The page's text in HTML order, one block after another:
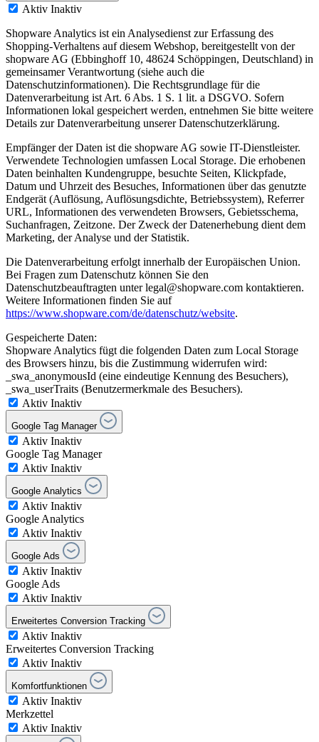
Aktiv Inaktiv
Shopware Analytics ist ein Analysedienst zur Erfassung des
Shopping-Verhaltens auf diesem Webshop, bereitgestellt von der
shopware AG (Ebbinghoff 10, 48624 Schöppingen, Deutschland) in
gemeinsamer Verantwortung (siehe auch die
Datenschutzinformationen). Die Rechtsgrundlage für die
Datenverarbeitung ist Art. 6 Abs. 1 S. 1 lit. a DSGVO. Sofern
Informationen lokal gespeichert werden, entnehmen Sie bitte weitere
Details zur Datenverarbeitung unserer Datenschutzerklärung.
Empfänger der Daten ist die shopware AG sowie IT-Dienstleister.
Verwendete Technologien umfassen Local Storage. Die erhobenen
Daten beinhalten Kundengruppe, besuchte Seiten, Klickpfade,
Datum und Uhrzeit des Besuches, Informationen über das genutzte
Endgerät (Auflösung, Auflösungsdichte, Betriebssystem), Referrer
URL, Informationen des verwendeten Browsers, Gebietsschema,
Suchanfragen, Zeitzone. Der Zweck der Datenerhebung dient dem
Marketing, der Analyse und der Statistik.
Die Datenverarbeitung erfolgt innerhalb der Europäischen Union.
Bei Fragen zum Datenschutz können Sie den
Datenschutzbeauftragten unter legal@shopware.com kontaktieren.
Weitere Informationen finden Sie auf
https://www.shopware.com/de/datenschutz/website.
Gespeicherte Daten:
Shopware Analytics fügt die folgenden Daten zum Local Storage
des Browsers hinzu, bis die Zustimmung widerrufen wird:
_swa_anonymousId (eine eindeutige Kennung des Besuchers),
_swa_userTraits (Benutzermerkmale des Besuchers).
Aktiv Inaktiv
Google Tag Manager
Aktiv Inaktiv
Google Tag Manager
Aktiv Inaktiv
Google Analytics
Aktiv Inaktiv
Google Analytics
Aktiv Inaktiv
Google Ads
Aktiv Inaktiv
Google Ads
Aktiv Inaktiv
Erweitertes Conversion Tracking
Aktiv Inaktiv
Erweitertes Conversion Tracking
Aktiv Inaktiv
Komfortfunktionen
Aktiv Inaktiv
Merkzettel
Aktiv Inaktiv